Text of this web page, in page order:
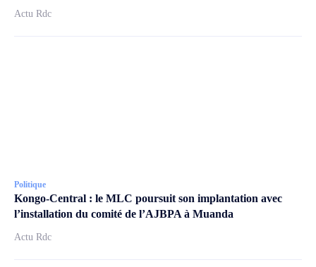
Actu Rdc
Politique
Kongo-Central : le MLC poursuit son implantation avec
l’installation du comité de l’AJBPA à Muanda
Actu Rdc